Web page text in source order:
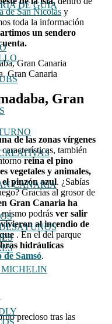
DE GUÍA
CANARIA
de San Nicolás y
toda la información
un sendero
Gran Canaria
Gran
de las zonas vírgenes
también
reina el pino
vegetales y animales,
el pinzón azul. ¿Sabías
Gracias al grosor de
Gran Canaria ha
podrás ver salir
al incendio de
. En el del parque
hidráulicas
Samsó.
precioso tras las